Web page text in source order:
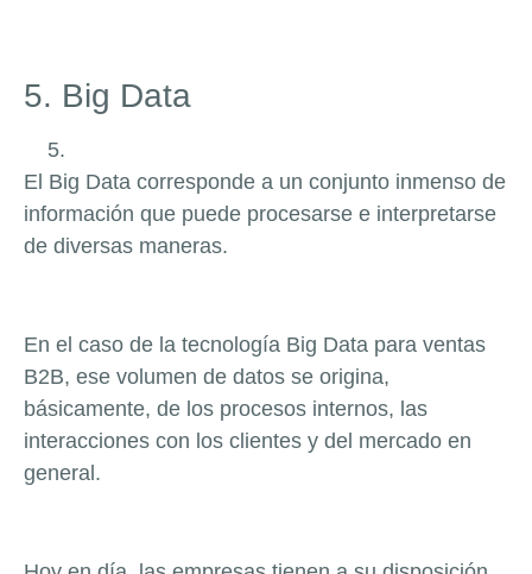
5. Big Data
El Big Data corresponde a un conjunto inmenso de
información que puede procesarse e interpretarse
de diversas maneras.
En el caso de la tecnología Big Data para ventas
B2B, ese volumen de datos se origina,
básicamente, de los procesos internos, las
interacciones con los clientes y del mercado en
general.